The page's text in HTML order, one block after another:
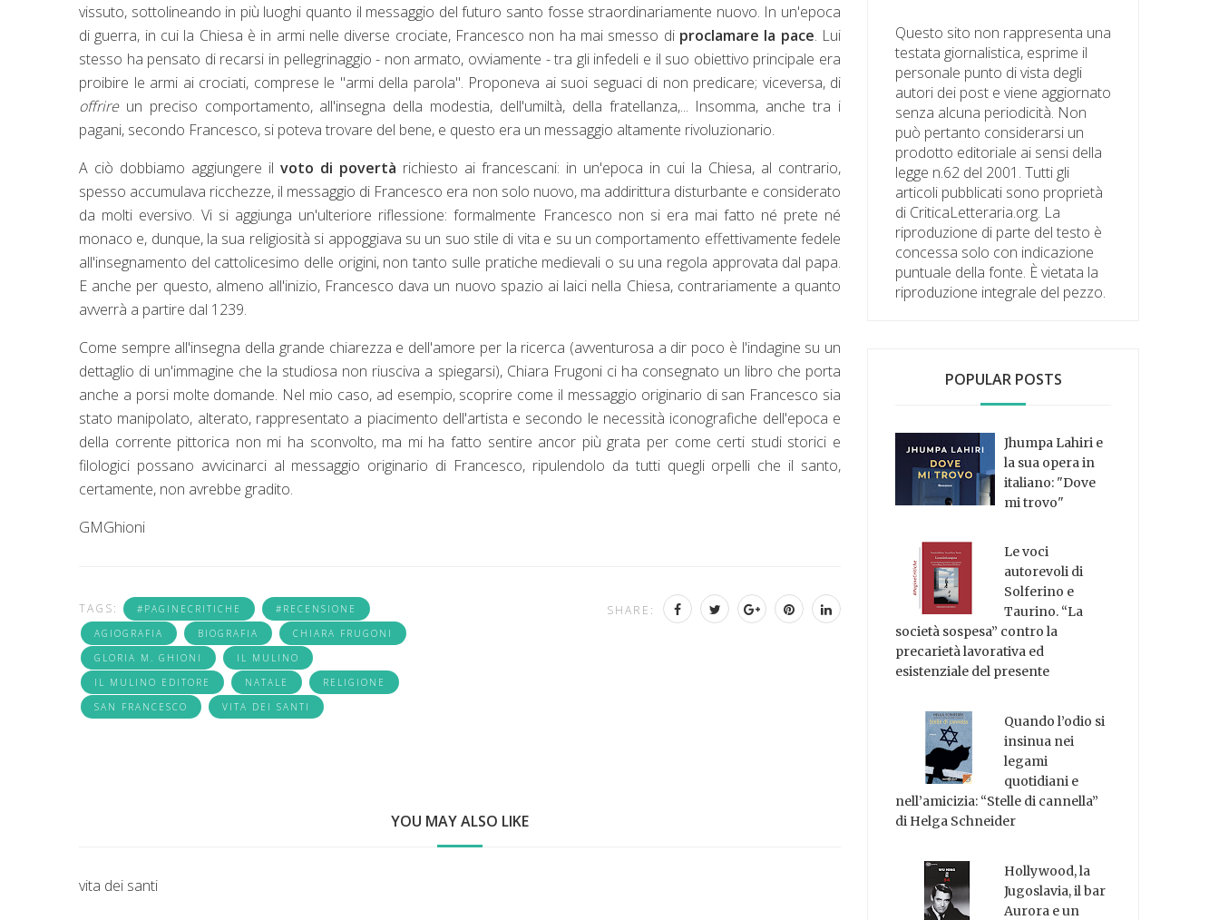
vissuto, sottolineando in più luoghi quanto il messaggio del futuro santo fosse straordinariamente nuovo. In un'epoca
di guerra, in cui la Chiesa è in armi nelle diverse crociate, Francesco non ha mai smesso di proclamare la pace. Lui
stesso ha pensato di recarsi in pellegrinaggio - non armato, ovviamente - tra gli infedeli e il suo obiettivo principale era
proibire le armi ai crociati, comprese le "armi della parola". Proponeva ai suoi seguaci di non predicare; viceversa, di
offrireun preciso comportamento, all'insegna della modestia, dell'umiltà, della fratellanza,... Insomma, anche tra i
pagani, secondo Francesco, si poteva trovare del bene, e questo era un messaggio altamente rivoluzionario.
A ciò dobbiamo aggiungere ilvoto di povertà richiesto ai francescani: in un'epoca in cui la Chiesa, al contrario,
spesso accumulava ricchezze, il messaggio di Francesco era non solo nuovo, ma addirittura disturbante e considerato
da molti eversivo. Vi si aggiunga un'ulteriore riflessione: formalmente Francesco non si era mai fatto né prete né
monaco e, dunque, la sua religiosità si appoggiava su un suo stile di vita e su un comportamento effettivamente fedele
all'insegnamento del cattolicesimo delle origini, non tanto sulle pratiche medievali o su una regola approvata dal papa.
E anche per questo, almeno all'inizio, Francesco dava un nuovo spazio ai laici nella Chiesa, contrariamente a quanto
avverrà a partire dal 1239.
Come sempre all'insegna della grande chiarezza e dell'amore per la ricerca (avventurosa a dir poco è l'indagine su un
dettaglio di un'immagine che la studiosa non riusciva a spiegarsi), Chiara Frugoni ci ha consegnato un libro che porta
anche a porsi molte domande. Nel mio caso, ad esempio, scoprire come il messaggio originario di san Francesco sia
stato manipolato, alterato, rappresentato a piacimento dell'artista e secondo le necessità iconografiche dell'epoca e
della corrente pittorica non mi ha sconvolto, ma mi ha fatto sentire ancor più grata per come certi studi storici e
filologici possano avvicinarci al messaggio originario di Francesco, ripulendolo da tutti quegli orpelli che il santo,
certamente, non avrebbe gradito.
GMGhioni
TAGS: #PAGINECRITICHE
#RECENSIONE
AGIOGRAFIA
BIOGRAFIA
CHIARA FRUGONI
GLORIA M. GHIONI
IL MULINO
IL MULINO EDITORE
NATALE
RELIGIONE
SAN FRANCESCO
VITA DEI SANTI
SHARE:
YOU MAY ALSO LIKE
vita dei santi
Questo sito non rappresenta una
testata giornalistica, esprime il
personale punto di vista degli
autori dei post e viene aggiornato
senza alcuna periodicità. Non
può pertanto considerarsi un
prodotto editoriale ai sensi della
legge n.62 del 2001. Tutti gli
articoli pubblicati sono proprietà
di CriticaLetteraria.org. La
riproduzione di parte del testo è
concessa solo con indicazione
puntuale della fonte. È vietata la
riproduzione integrale del pezzo.
POPULAR POSTS
Jhumpa Lahiri e
la sua opera in
italiano: "Dove
mi trovo"
Le voci
autorevoli di
Solferino e
Taurino. “La
società sospesa” contro la
precarietà lavorativa ed
esistenziale del presente
Quando l’odio si
insinua nei
legami
quotidiani e
nell’amicizia: “Stelle di cannella”
di Helga Schneider
Hollywood, la
Jugoslavia, il bar
Aurora e un